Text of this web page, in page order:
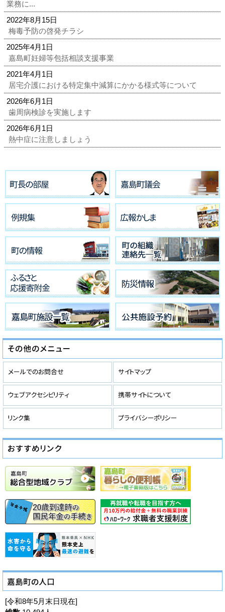
業務に...
2022年8月15日
梅毒予防の啓発チラシ
2025年4月1日
嘉島町妊婦等包括相談支援事業
2021年4月1日
居宅介護における特定集中減算にかかる様式等について
2026年6月1日
歯周病検診を実施します
2026年6月1日
熱中症に注意しましょう
[令和8年5月末日現在]